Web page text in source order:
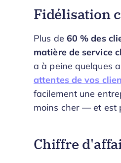
Fidélisation
Plus de 60 % des
matière de service
a à peine quelques
attentes de vos
facilement une
moins cher — et est
Chiffre